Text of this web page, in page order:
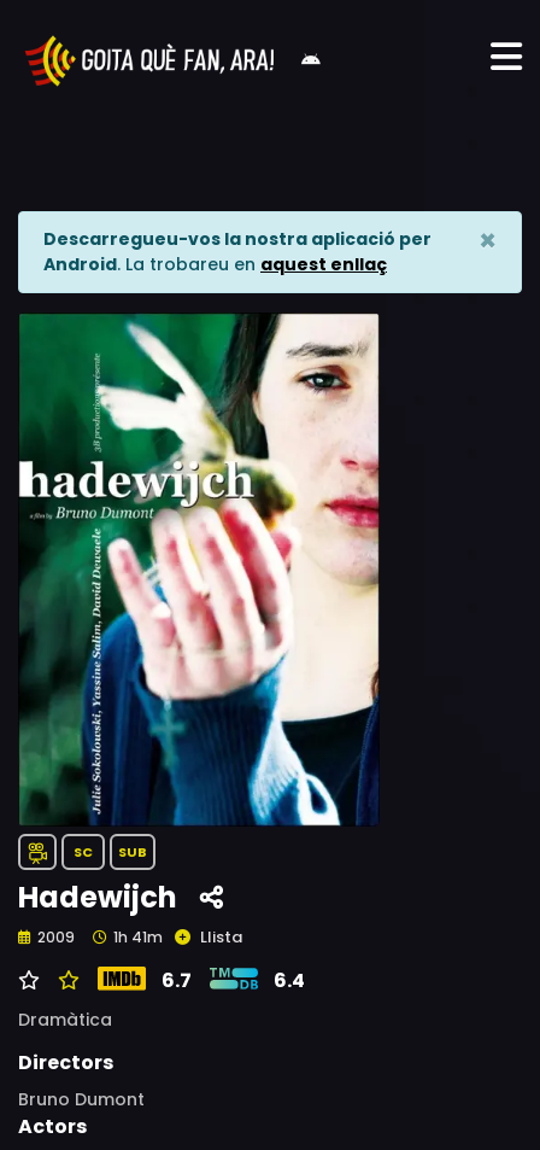
Descarregueu-vos la nostra aplicació per
Android. La trobareu en aquest enllaç
×
SC SUB
Hadewijch
2009 1h 41m Llista
6.7 6.4
Dramàtica
Directors
Bruno Dumont
Actors